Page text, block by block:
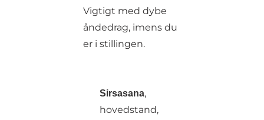
Vigtigt med dybe
åndedrag, imens du
er i stillingen.
Sirsasana,
hovedstand,